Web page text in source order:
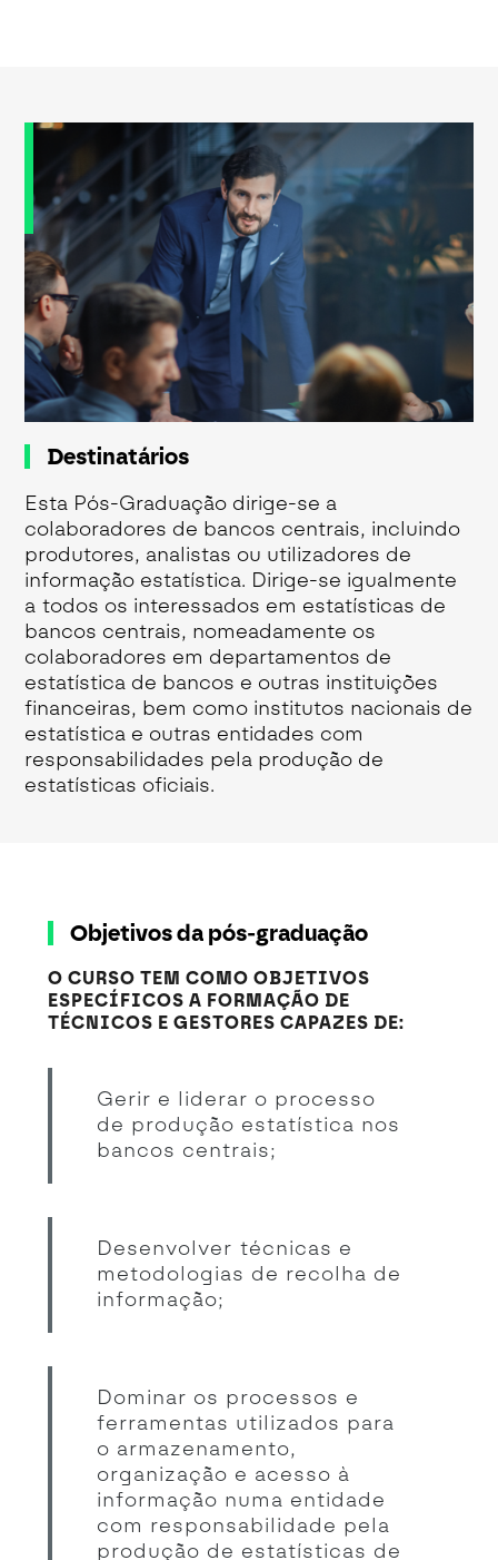
Destinatários
Esta Pós-Graduação dirige-se a
colaboradores de bancos centrais, incluindo
produtores, analistas ou utilizadores de
informação estatística. Dirige-se igualmente
a todos os interessados em estatísticas de
bancos centrais, nomeadamente os
colaboradores em departamentos de
estatística de bancos e outras instituições
financeiras, bem como institutos nacionais de
estatística e outras entidades com
responsabilidades pela produção de
estatísticas oficiais.
Objetivos da pós-graduação
O CURSO TEM COMO OBJETIVOS
ESPECÍFICOS A FORMAÇÃO DE
TÉCNICOS E GESTORES CAPAZES DE:
Gerir e liderar o processo
de produção estatística nos
bancos centrais;
Desenvolver técnicas e
metodologias de recolha de
informação;
Dominar os processos e
ferramentas utilizados para
o armazenamento,
organização e acesso à
informação numa entidade
com responsabilidade pela
produção de estatísticas de